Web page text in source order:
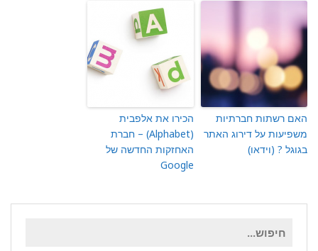
האם רשתות חברתיות
משפיעות על דירוג האתר
בגוגל ? (וידאו)
הכירו את אלפבית
(Alphabet) – חברת
האחזקות החדשה של
Google